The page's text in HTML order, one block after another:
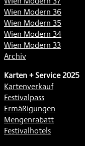
Wien Modern 36
Wien Modern 35
Wien Modern 34
Wien Modern 33
Archiv
Karten + Service 2025
Kartenverkauf
Festivalpass
Ermäßigungen
Mengenrabatt
Festivalhotels